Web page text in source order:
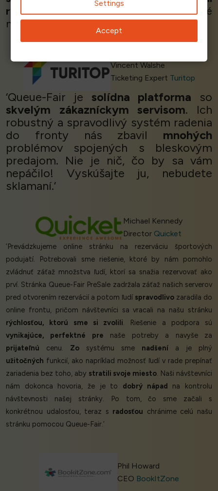
rýchlejšie. Robí presne to, čo je uvedené
na obale. Riešeniefungovalo perfektne.’
Vincent Walshe
Ticketing Expert Turitop
‘Queue-Fair je solídna platforma so
skvelým zákazníckym servisom. Ich
robustný a spravodlivý systém radenia
do fronty nás zbavil mnohých
problémov spojených s bleskovým
predajom. Nie je nič, čo by sa vám
nepáčilo! Vyskúšajte ju, nebudete
sklamaní.’
Michael Kennedy
Director Quicket
‘Prevádzkujeme online stránku na rezerváciu športových
podujatí. Potrebovali sme riešenie, ktoré by nám pomohlo
zvládnuť záťaž množstva ľudí, ktorí sa snažia rezervovať ako
prví. Stránka Queue-Fair PreSale zadržala záťaž našich serverov
pred otvorením rezervácií a potom ľudí spravodlivo zaradila do
online frontu, pričom návštevníci sa vracali na našu stránku
rýchlosťou, ktorú sme si zvolili. Riešenie a podpora sú
vynikajúce, perfektné pre naše potreby a navyše za
prijateľnú cenu. Zo systému sme nadšení a je plný
užitočných funkcií, ako napríklad možnosť ľudí v rade prepínať
zariadenia bez toho, aby stratili svoje miesto. Naši návštevníci
nám dokonca hovoria, že je to dobrý nápad na kontrolu
návštevnosti našej stránky. Po tom, čo sme začali s
konkrétnou udalosťou, teraz s radosťou chránime celú našu
stránku pomocou Queue-Fair.’
Phil Howard
CEO BookItZone
Settings
Accept